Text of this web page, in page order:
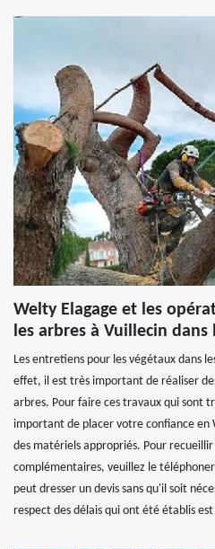
Welty Elagage et les
les arbres à Vuillecin dans
Les entretiens pour les végétaux dans
effet, il est très important de réaliser
arbres. Pour faire ces travaux qui sont
important de placer votre confiance en
des matériels appropriés. Pour
complémentaires, veuillez le
peut dresser un devis sans qu'il soit
respect des délais qui ont été établis